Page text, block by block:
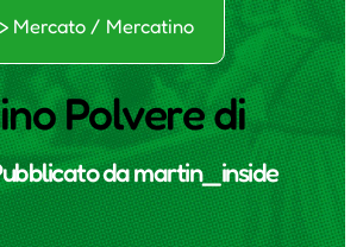
Mercato / Mercatino
Polvere di
damartin_inside